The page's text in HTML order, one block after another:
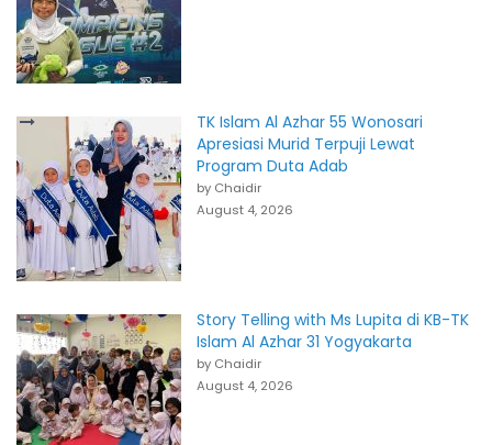
TK Islam Al Azhar 55 Wonosari
Apresiasi Murid Terpuji Lewat
Program Duta Adab
by Chaidir
August 4, 2026
Story Telling with Ms Lupita di KB-TK
Islam Al Azhar 31 Yogyakarta
by Chaidir
August 4, 2026